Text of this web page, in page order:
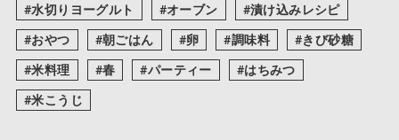
水切りヨーグルト
オーブン
漬け込みレシピ
おやつ
朝ごはん 卵 調味料
きび砂糖
米料理
春 パーティー
はちみつ
米こうじ